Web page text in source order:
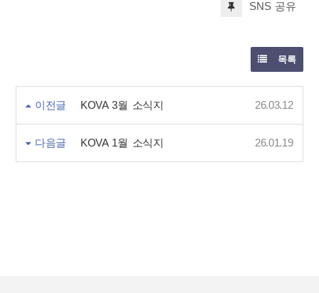
SNS 공유
목록
이전글 KOVA 3월 소식지 26.03.12
다음글 KOVA 1월 소식지 26.01.19